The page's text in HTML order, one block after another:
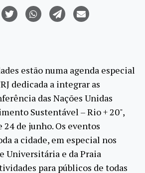
estão numa agenda especial
dedicada a integrar as
das Nações Unidas
Sustentável – Rio + 20",
24 de junho. Os eventos
a cidade, em especial nos
Universitária e da Praia
para públicos de todas